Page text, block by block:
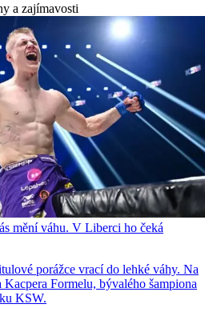
a zajímavosti
mění váhu. V Liberci ho čeká
porážce vrací do lehké váhy. Na
Formelu, bývalého šampiona
KSW.